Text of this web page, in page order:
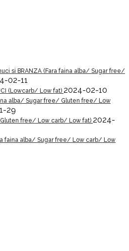
si BRANZA (Fara faina alba/ Sugar free/
02-11
(Lowcarb/ Low fat) 2024-02-10
alba/ Sugar free/ Gluten free/ Low
29
free/ Low carb/ Low fat) 2024-
faina alba/ Sugar free/ Low carb/ Low